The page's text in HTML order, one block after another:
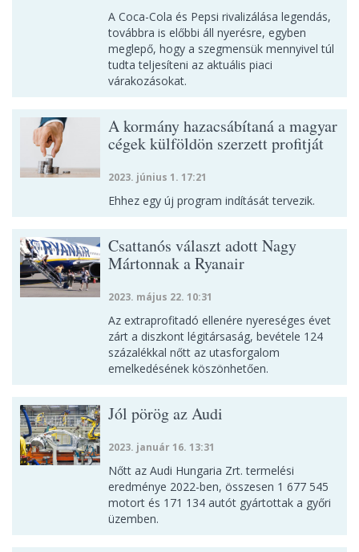
A Coca-Cola és Pepsi rivalizálása legendás,
továbbra is előbbi áll nyerésre, egyben
meglepő, hogy a szegmensük mennyivel túl
tudta teljesíteni az aktuális piaci
várakozásokat.
A kormány hazacsábítaná a magyar
cégek külföldön szerzett profitját
2023. június 1. 17:21
Ehhez egy új program indítását tervezik.
Csattanós választ adott Nagy
Mártonnak a Ryanair
2023. május 22. 10:31
Az extraprofitadó ellenére nyereséges évet
zárt a diszkont légitársaság, bevétele 124
százalékkal nőtt az utasforgalom
emelkedésének köszönhetően.
Jól pörög az Audi
2023. január 16. 13:31
Nőtt az Audi Hungaria Zrt. termelési
eredménye 2022-ben, összesen 1 677 545
motort és 171 134 autót gyártottak a győri
üzemben.